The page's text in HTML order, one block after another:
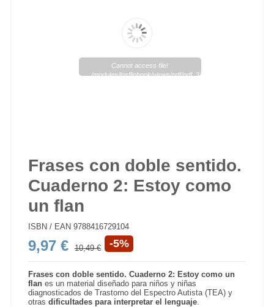
Cannot access file!
/modules/lpsflipbook/views/pdf/pdf_319_1.pdf
Frases con doble sentido.
Cuaderno 2: Estoy como
un flan
ISBN / EAN 9788416729104
9,97 € 10,49 € -5%
Frases con doble sentido. Cuaderno 2: Estoy como un
flan es un material diseñado para niños y niñas
diagnosticados de Trastorno del Espectro Autista (TEA) y
otrasdificultades para interpretar el lenguaje